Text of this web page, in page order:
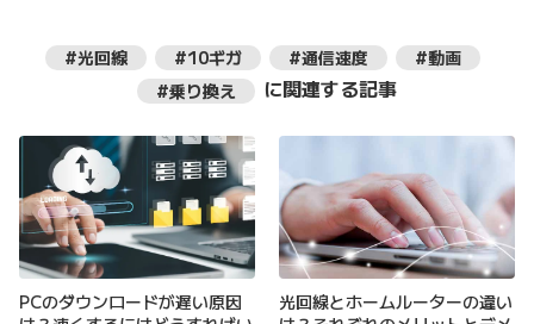
#光回線 #10ギガ #通信速度
#動画
#乗り換え
に関連する記事
PCのダウンロードが遅い原因
光回線とホームルーターの違い